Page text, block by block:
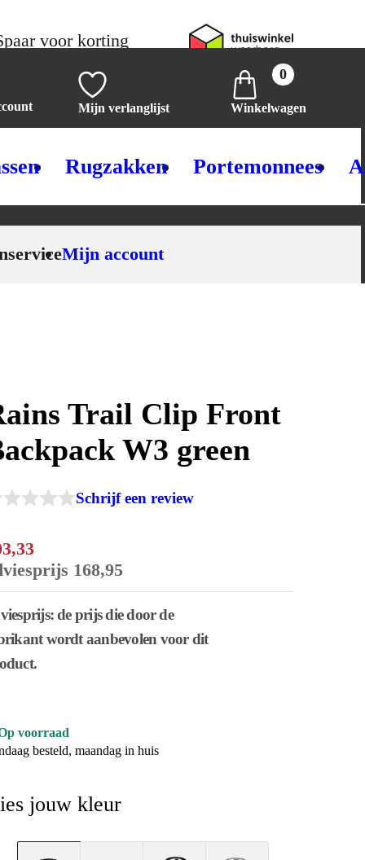
voor korting
Rugzakken Portemonnees
Mijn account
0
Winkelwagen
Mijn verlanglijst
Trail Clip Front
W3 green
Schrijf een review
,33
168,95
de prijs die door de
wordt aanbevolen voor dit
voorraad
besteld, maandag in huis
jouw kleur